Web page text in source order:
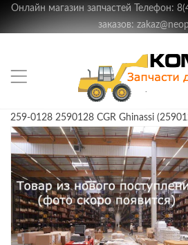
Онлайн магазин запчастей Телефон:
заказов:
259-0128 2590128 CGR Ghinassi